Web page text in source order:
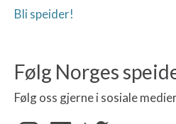
Bli speider!
Følg Norges
Følg oss gjerne i sosiale